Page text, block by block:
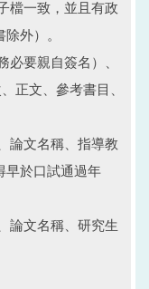
檔一致，並且有政
外）。
要親自簽名）、
正文、參考書目、
論文名稱、指導教
早於口試通過年
論文名稱、研究生